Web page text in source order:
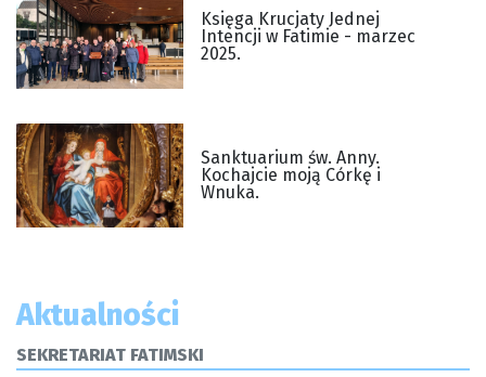
Księga Krucjaty Jednej
Intencji w Fatimie - marzec
2025.
Sanktuarium św. Anny.
Kochajcie moją Córkę i
Wnuka.
Aktualności
SEKRETARIAT FATIMSKI